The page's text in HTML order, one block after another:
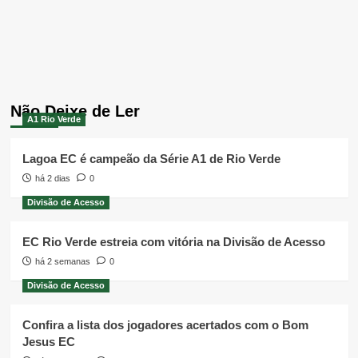
Não Deixe de Ler
A1 Rio Verde
Lagoa EC é campeão da Série A1 de Rio Verde
há 2 dias 0
Divisão de Acesso
EC Rio Verde estreia com vitória na Divisão de Acesso
há 2 semanas 0
Divisão de Acesso
Confira a lista dos jogadores acertados com o Bom
Jesus EC